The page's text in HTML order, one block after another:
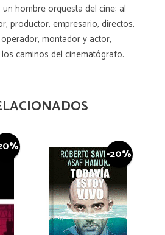
hombre orquesta del cine; al
productor, empresario, directos,
montador y actor,
caminos del cinematógrafo.
-20%